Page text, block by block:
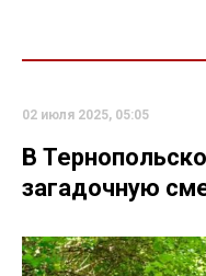
02 июля 2025, 05:05
В
загадочную